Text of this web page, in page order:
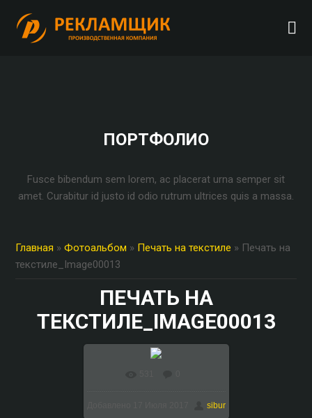
ПОРТФОЛИО
Fusce bibendum sem lorem, ac placerat urna semper sit
amet. Curabitur id justo id odio rutrum ultrices quis a massa.
Главная »Фотоальбом » Печать на текстиле » Печать на
текстиле_Image00013
ПЕЧАТЬ НА
ТЕКСТИЛЕ_IMAGE00013
sibur